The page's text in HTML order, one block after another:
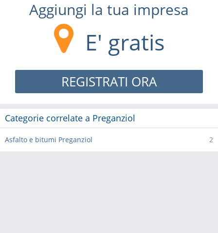
Aggiungi la tua impresa
E' gratis
REGISTRATI ORA
Categorie correlate a Preganziol
2
Asfalto e bitumi Preganziol